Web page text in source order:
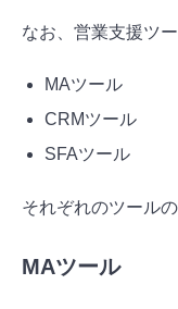
なお、営業支援ツ
MAツール
CRMツール
SFAツール
それぞれのツール
MAツール